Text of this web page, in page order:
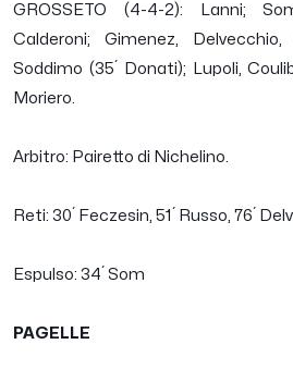
GROSSETO (4-4-2): Lanni;
Calderoni; Gimenez, Delvecchio,
Soddimo (35´ Donati); Lupoli,
Moriero.
Arbitro: Pairetto di Nichelino.
Reti: 30´ Feczesin, 51´ Russo, 76´
Espulso: 34´ Som
PAGELLE